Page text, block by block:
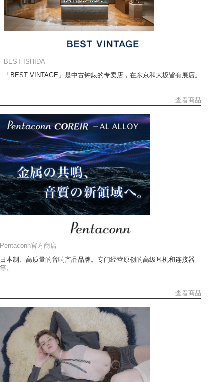
BEST ISHIDA
「BEST VINTAGE」是中古钟錶的专卖店，在东京和大坂皆有展店。
查看商品
Pentaconn官方商店
日本制、高质量的音响产品品牌。专门经营原创的高级耳机和连接器
等。
查看商品